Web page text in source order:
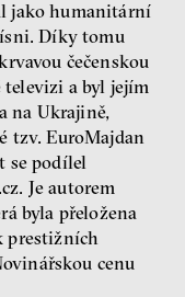
ekonomika
IF 2025
jako humanitární
Díky tomu
čečenskou
a byl jejím
na Ukrajině,
tzv. EuroMajdan
se podílel
Je autorem
byla přeložena
prestižních
cenu